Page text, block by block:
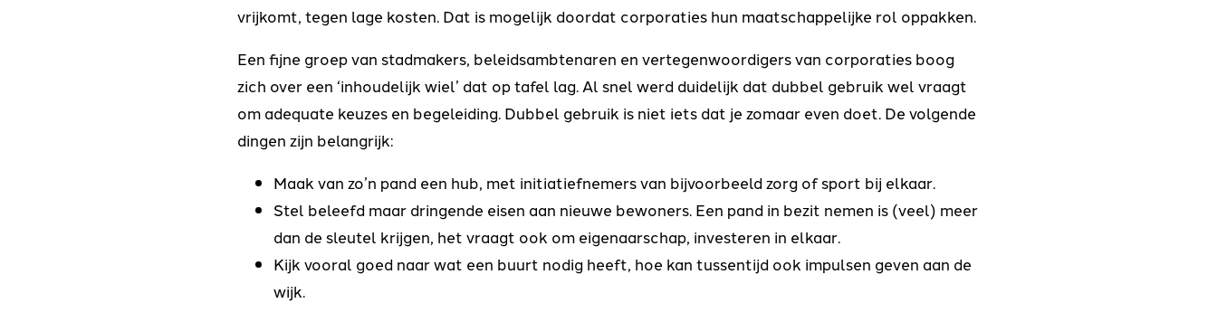
vrijkomt, tegen lage kosten. Dat is mogelijk doordat corporaties hun maatschappelijke rol oppakken.
Een fijne groep van stadmakers, beleidsambtenaren en vertegenwoordigers van corporaties boog
zich over een ‘inhoudelijk wiel’ dat op tafel lag. Al snel werd duidelijk dat dubbel gebruik wel vraagt
om adequate keuzes en begeleiding. Dubbel gebruik is niet iets dat je zomaar even doet. De volgende
dingen zijn belangrijk:
Maak van zo’n pand een hub, met initiatiefnemers van bijvoorbeeld zorg of sport bij elkaar.
Stel beleefd maar dringende eisen aan nieuwe bewoners. Een pand in bezit nemen is (veel) meer
dan de sleutel krijgen, het vraagt ook om eigenaarschap, investeren in elkaar.
Kijk vooral goed naar wat een buurt nodig heeft, hoe kan tussentijd ook impulsen geven aan de
wijk.